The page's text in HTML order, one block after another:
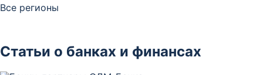
Все регионы
Статьи о банках и финансах